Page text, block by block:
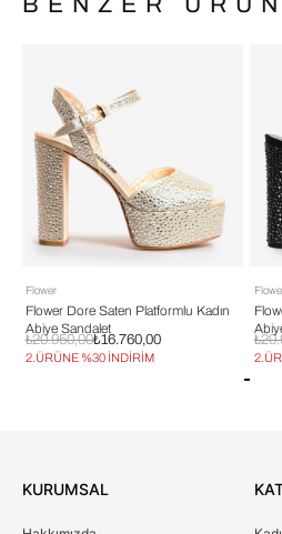
Flower
Flower Dore Saten Platformlu Kadın
Abiye Sandalet
₺16.760,00
₺20.950,00
2.ÜRÜNE %30 İNDİRİM
KURUMSAL